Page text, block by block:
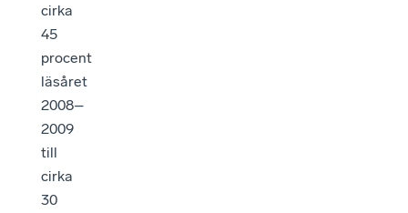
cirka
45
procent
läsåret
2008–
2009
till
cirka
30